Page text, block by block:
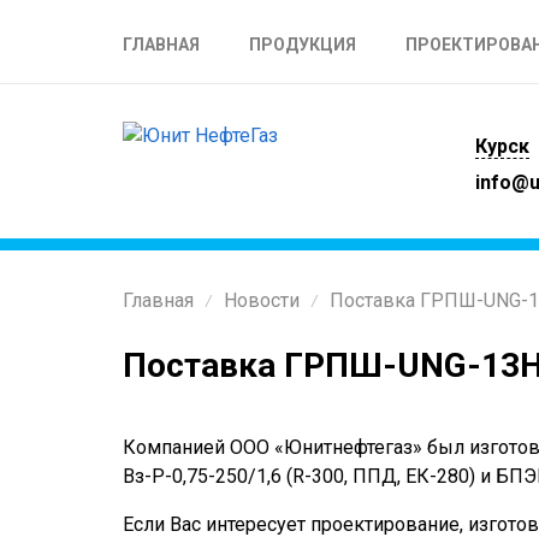
ГЛАВНАЯ ПРОДУКЦИЯ
Курск
Главная / Новости / Поставка ГРПШ-UNG-
Поставка ГРПШ-UNG-
Компанией ООО «Юнитнефтегаз» был
Вз-Р-0,75-250/1,6 (R-300, ППД, ЕК-280) и
Если Вас интересует проектирование,